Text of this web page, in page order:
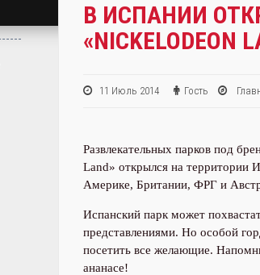
В ИСПАНИИ
«NICKELODEON
11 Июль 2014 Гость
Развлекательных парков под
Land» открылся на территории
Америке, Британии, ФРГ и
Испанский парк может
представлениями. Но особой
посетить все желающие.
ананасе!